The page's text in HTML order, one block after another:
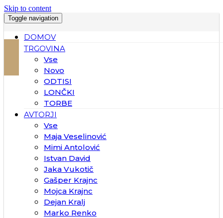
Skip to content
Toggle navigation
DOMOV
TRGOVINA
Vse
Novo
ODTISI
LONČKI
TORBE
AVTORJI
Vse
Maja Veselinović
Mimi Antolović
Istvan David
Jaka Vukotič
Gašper Krajnc
Mojca Krajnc
Dejan Kralj
Marko Renko